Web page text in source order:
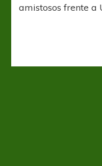
amistosos frente a